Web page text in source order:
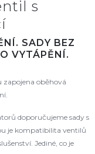
s
SADY BEZ
VYTÁPĚNÍ.
zapojena oběhová
doporučujeme sady s
je kompatibilita ventilů
Jediné, co je